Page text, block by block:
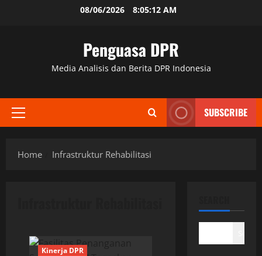
08/06/2026 8:05:13 AM
Penguasa DPR
Media Analisis dan Berita DPR Indonesia
Primary
SUBSCRIBE
Home Infrastruktur Rehabilitasi
Kinerja DPR